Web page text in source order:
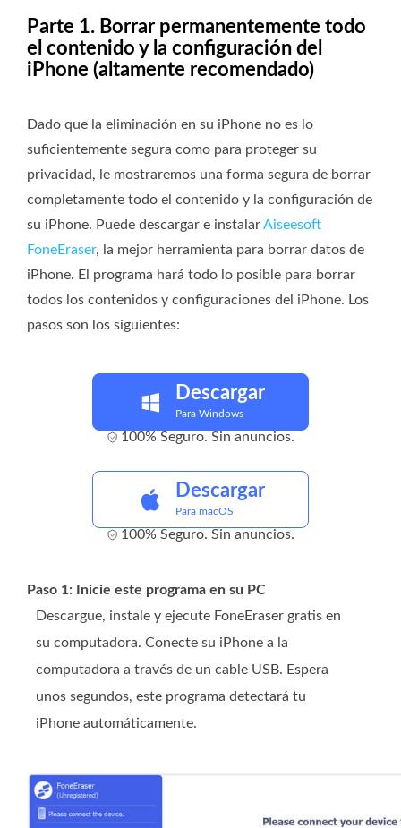
Parte 1. Borrar permanentemente todo
el contenido y la configuración del
iPhone (altamente recomendado)
Dado que la eliminación en su iPhone no es lo
suficientemente segura como para proteger su
privacidad, le mostraremos una forma segura de borrar
completamente todo el contenido y la configuración de
su iPhone. Puede descargar e instalarAiseesoft
FoneEraser, la mejor herramienta para borrar datos de
iPhone. El programa hará todo lo posible para borrar
todos los contenidos y configuraciones del iPhone. Los
pasos son los siguientes:
Descargar
Para Windows
100% Seguro. Sin anuncios.
Descargar
Para macOS
100% Seguro. Sin anuncios.
Paso 1: Inicie este programa en su PC
Descargue, instale y ejecute FoneEraser gratis en
su computadora. Conecte su iPhone a la
computadora a través de un cable USB. Espera
unos segundos, este programa detectará tu
iPhone automáticamente.